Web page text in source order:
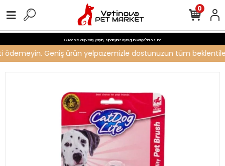
Güvenle alışveriş yapın, siparişiniz aynı gün kargo'da olsun!
Geniş ürün yelpazemizle dostunuzun tüm
0